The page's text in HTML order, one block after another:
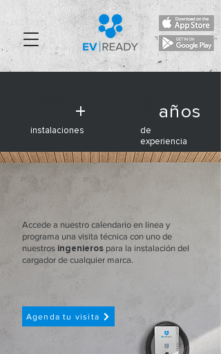
+
instalaciones
años
de
experiencia
Accede a nuestro calendario en linea y
programa una visita técnica con uno de
nuestros ingenieros para la instalación del
cargador de cualquier marca.
Agenda tu visita